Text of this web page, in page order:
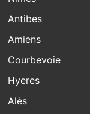
Antibes
Amiens
Courbevoie
Hyeres
Alès